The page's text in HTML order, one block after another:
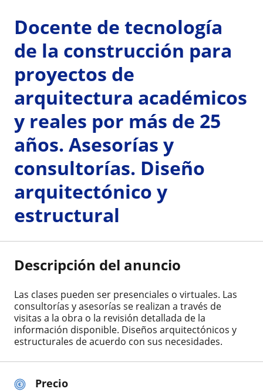
Precio
Docente de tecnología
de la construcción para
proyectos de
arquitectura académicos
y reales por más de 25
años. Asesorías y
consultorías. Diseño
arquitectónico y
estructural
Descripción del anuncio
Las clases pueden ser presenciales o virtuales. Las
consultorías y asesorías se realizan a través de
visitas a la obra o la revisión detallada de la
información disponible. Diseños arquitectónicos y
estructurales de acuerdo con sus necesidades.